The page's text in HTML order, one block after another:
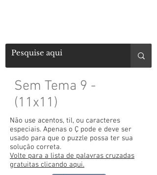
Sem Tema 9 -
(11x11)
Não use acentos, til, ou caracteres
especiais. Apenas o Ç pode e deve ser
usado para que o puzzle possa ter sua
solução correta.
Volte para a lista de palavras cruzadas
gratuitas clicando aqui.